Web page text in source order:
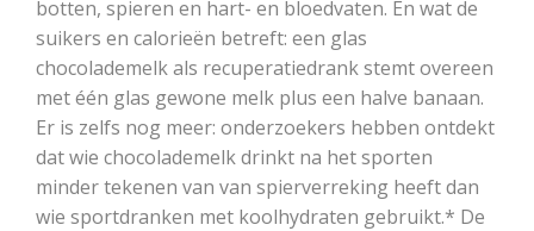
botten, spieren en hart- en bloedvaten. En wat de
suikers en calorieën betreft: een glas
chocolademelk als recuperatiedrank stemt overeen
met één glas gewone melk plus een halve banaan.
Er is zelfs nog meer: onderzoekers hebben ontdekt
dat wie chocolademelk drinkt na het sporten
minder tekenen van van spierverreking heeft dan
wie sportdranken met koolhydraten gebruikt.* De